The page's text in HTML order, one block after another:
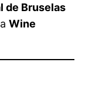
de Bruselas
Wine